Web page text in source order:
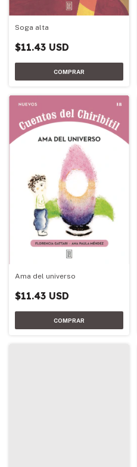
Soga alta
$11.43 USD
Ama del universo
$11.43 USD